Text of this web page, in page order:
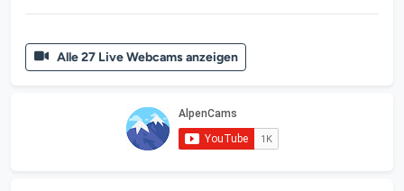
Alle 27 Live Webcams anzeigen